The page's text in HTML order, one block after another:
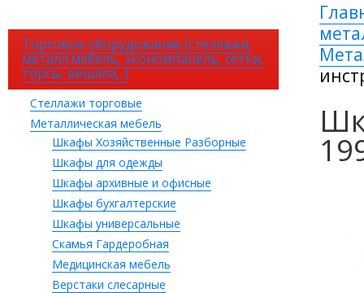
Торговое оборудование (стеллажи,
металл.мебель, экономпанель, сетки,
торсы, вешала,..)
Стеллажи торговые
Металлическая мебель
Шкафы Хозяйственные Разборные
Шкафы для одежды
Шкафы архивные и офисные
Шкафы бухгалтерские
Шкафы универсальные
Скамья Гардеробная
Медицинская мебель
Верстаки слесарные